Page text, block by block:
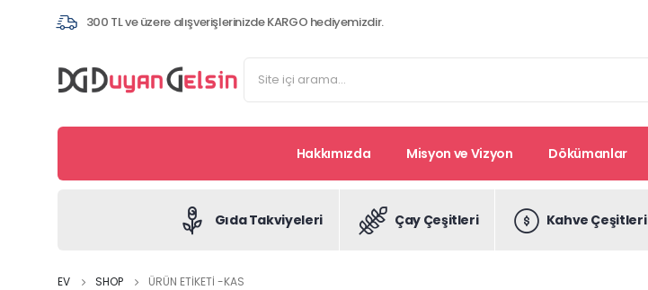
300 TL ve üzere alışverişlerinizde KARGO hediyemizdir.
Hakkımızda Misyon ve Vizyon Dökümanlar
Gıda Takviyeleri Çay Çeşitleri Kahve Çeşitleri
EV SHOP ÜRÜN ETIKETI -KAS